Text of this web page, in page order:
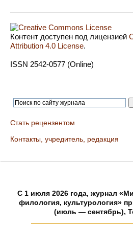
Контент доступен под лицензией
Attribution 4.0 License.
ISSN 2542-0577 (Online)
Стать рецензентом
Контакты, учредитель, редакция
C 1 июля 2026 года, журнал
филология, культурология»
(июль — сентябрь),